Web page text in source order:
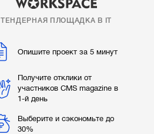
ТЕНДЕРНАЯ ПЛОЩАДКА В IT
Опишите проект за 5 минут
Получите отклики от
участников CMS magazine в
1-й день
Выберите и сэкономьте до
30%